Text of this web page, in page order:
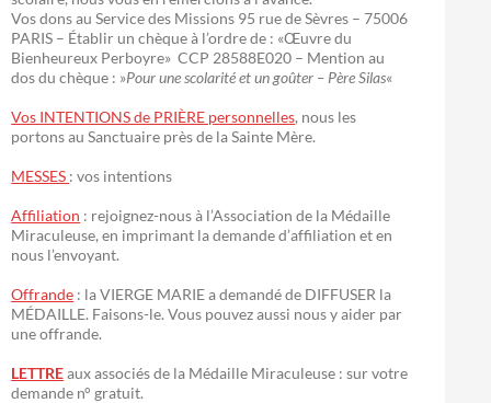
Vos dons au Service des Missions 95 rue de Sèvres – 75006
PARIS – Établir un chèque à l’ordre de : «Œuvre du
Bienheureux Perboyre» CCP 28588E020 – Mention au
dos du chèque : »Pour une scolarité et un goûter – Père Silas«
Vos INTENTIONS de PRIÈRE personnelles, nous les
portons au Sanctuaire près de la Sainte Mère.
MESSES : vos intentions
Affiliation : rejoignez-nous à l’Association de la Médaille
Miraculeuse, en imprimant la demande d’affiliation et en
nous l’envoyant.
Offrande : la VIERGE MARIE a demandé de DIFFUSER la
MÉDAILLE. Faisons-le. Vous pouvez aussi nous y aider par
une offrande.
LETTREaux associés de la Médaille Miraculeuse : sur votre
demande n° gratuit.